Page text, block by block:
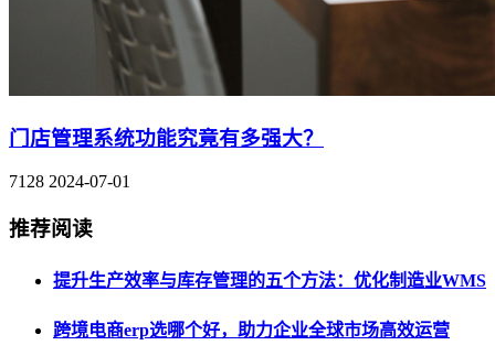
门店管理系统功能究竟有多强大？
7128 2024-07-01
推荐阅读
提升生产效率与库存管理的五个方法：优化制造业WMS
跨境电商erp选哪个好，助力企业全球市场高效运营